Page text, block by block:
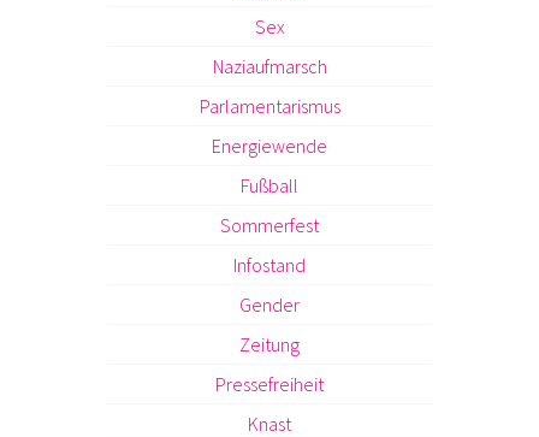
Sex
Naziaufmarsch
Parlamentarismus
Energiewende
Fußball
Sommerfest
Infostand
Gender
Zeitung
Pressefreiheit
Knast